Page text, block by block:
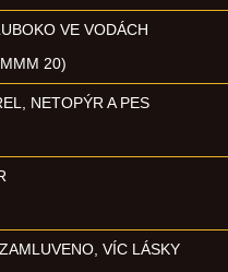
VE VODÁCH
20)
NETOPÝR A PES
VÍC LÁSKY